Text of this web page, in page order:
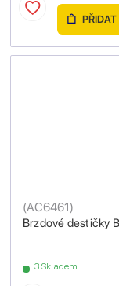
Brzdové destičky
(AC6461)
3 Skladem